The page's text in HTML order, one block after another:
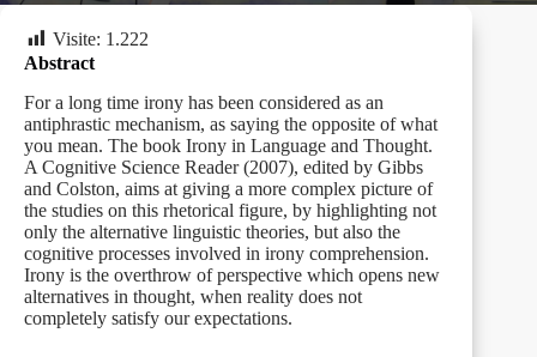
Visite: 1.222
Abstract
For a long time irony has been considered as an
antiphrastic mechanism, as saying the opposite of what
you mean. The book Irony in Language and Thought.
A Cognitive Science Reader (2007), edited by Gibbs
and Colston, aims at giving a more complex picture of
the studies on this rhetorical figure, by highlighting not
only the alternative linguistic theories, but also the
cognitive processes involved in irony comprehension.
Irony is the overthrow of perspective which opens new
alternatives in thought, when reality does not
completely satisfy our expectations.